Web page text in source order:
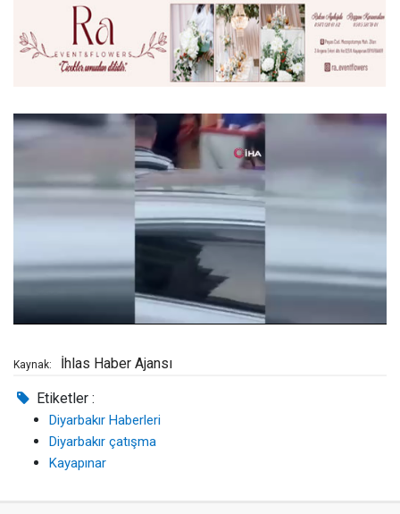
Kaynak: İhlas Haber Ajansı
Etiketler :
Diyarbakır Haberleri
Diyarbakır çatışma
Kayapınar